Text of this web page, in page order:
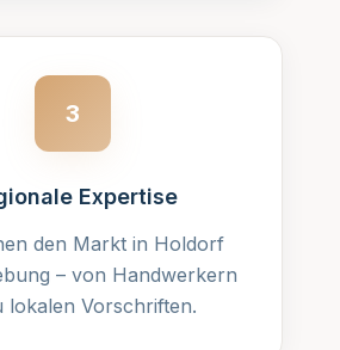
3
Expertise
den Markt in Holdorf
– von Handwerkern
lokalen Vorschriften.